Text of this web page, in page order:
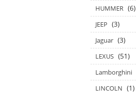
HUMMER (6)
JEEP (3)
Jaguar (3)
LEXUS (51)
Lamborghini
LINCOLN (1)